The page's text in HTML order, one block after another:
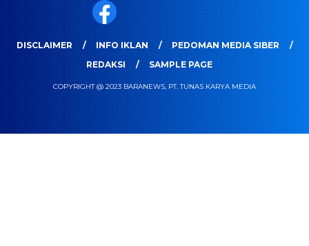
DISCLAIMER INFO IKLAN
PEDOMAN MEDIA SIBER
REDAKSI
SAMPLE PAGE
COPYRIGHT @ 2023 BARANEWS, PT. TUNAS KARYA MEDIA